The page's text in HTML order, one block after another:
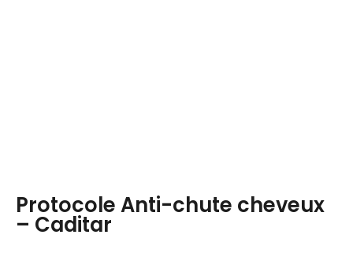
Protocole Anti-chute cheveux
– Caditar